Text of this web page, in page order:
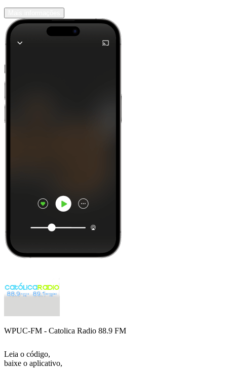
WPUC-FM - Catolica Radio 88.9 FM
Leia o código,
baixe o aplicativo,